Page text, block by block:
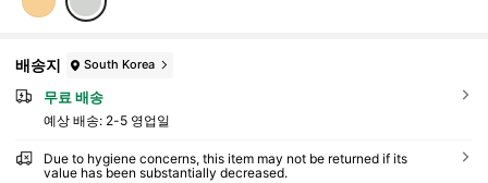
배송지 South Korea
무료 배송
예상 배송: 2-5 영업일
Due to hygiene concerns, this item may not be returned if its
value has been substantially decreased.